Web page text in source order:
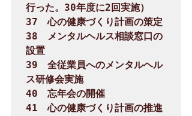
行った。30年度に2回実施）
37　心の健康づくり計画の策定
38　メンタルヘルス相談窓口の
設置
39　全従業員へのメンタルヘル
ス研修会実施
40　忘年会の開催
41　心の健康づくり計画の推進